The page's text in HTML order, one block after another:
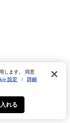
します。 同意
設定 /
詳細
れる